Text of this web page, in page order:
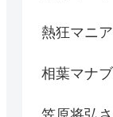
熱狂マニ
相葉マナブ